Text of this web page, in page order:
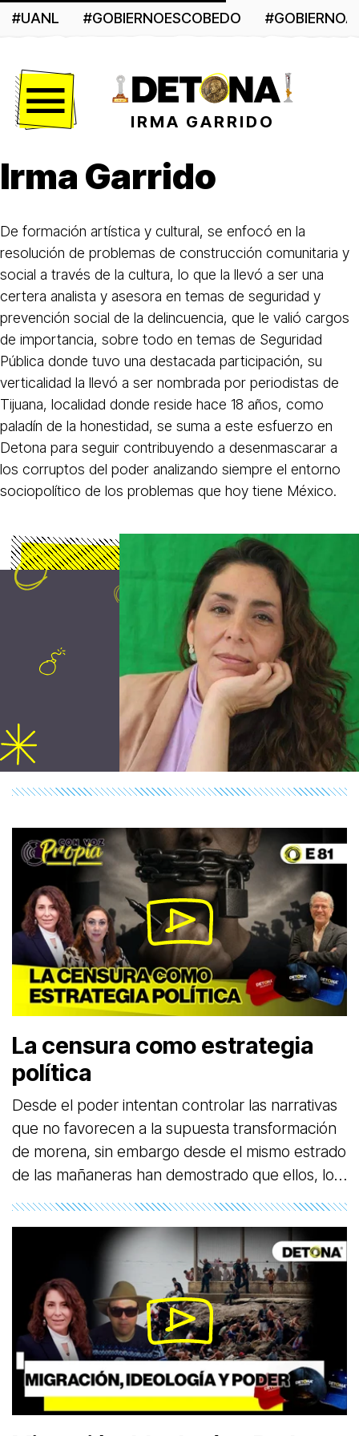
#UANL #GOBIERNOESCOBEDO
IRMA GARRIDO
Irma Garrido
De formación artística y cultural, se enfocó en la
resolución de problemas de construcción comunitaria y
social a través de la cultura, lo que la llevó a ser una
certera analista y asesora en temas de seguridad y
prevención social de la delincuencia, que le valió cargos
de importancia, sobre todo en temas de Seguridad
Pública donde tuvo una destacada participación, su
verticalidad la llevó a ser nombrada por periodistas de
Tijuana, localidad donde reside hace 18 años, como
paladín de la honestidad, se suma a este esfuerzo en
Detona para seguir contribuyendo a desenmascarar a
los corruptos del poder analizando siempre el entorno
sociopolítico de los problemas que hoy tiene México.
La censura como estrategia
política
Desde el poder intentan controlar las narrativas
que no favorecen a la supuesta transformación
de morena, sin embargo desde el mismo estrado
de las mañaneras han demostrado que ellos, los
del poder, son los únicos que mienten, hablan
pedazos, de que el pueblo es feliz, aunque les
estén matando a sus hijos, y de que vivimos en
un país de libertades cuando desde que llego
morena al poder, se han asesinado a mas
periodistas y activistas que alzan la voz contra la
corrupcion y los crimenes que cometen los
políticos de morena, se vienen tiempos de
censura, de mas incitación al odió entre
mexicanos, pero como decia Nicolás